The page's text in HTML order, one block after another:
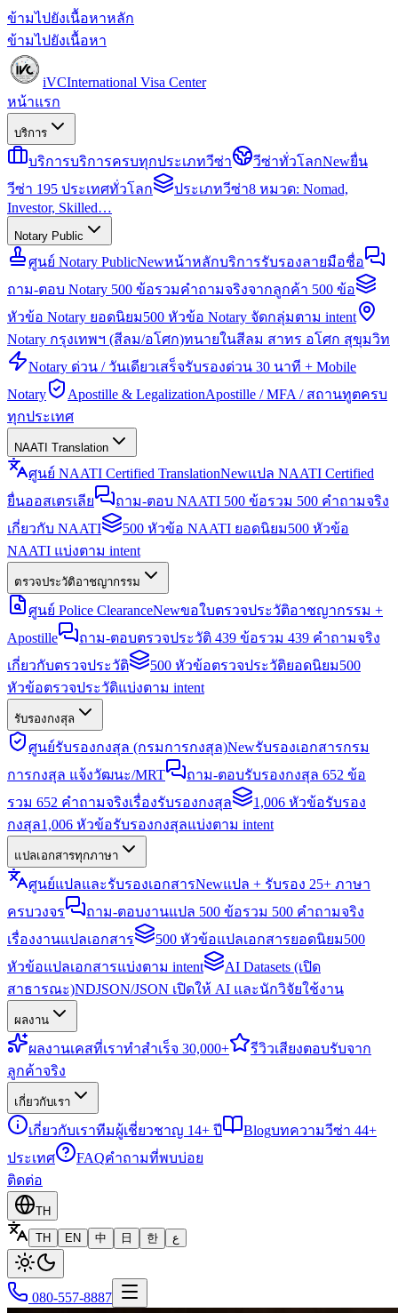
ข้ามไปยังเนื้อหาหลัก
ข้ามไปยังเนื้อหา
iVCInternational Visa Center
หน้าแรก
บริการ
บริการบริการครบทุกประเภทวีซ่า วีซ่าทั่วโลกNewยื่น
วีซ่า 195 ประเทศทั่วโลก
ประเภทวีซ่า8 หมวด: Nomad,
Investor, Skilled…
Notary Public
ศูนย์ Notary PublicNewหน้าหลักบริการรับรองลายมือชื่อ
ถาม-ตอบ Notary 500 ข้อรวมคำถามจริงจากลูกค้า 500 ข้อ
หัวข้อ Notary ยอดนิยม500 หัวข้อ Notary จัดกลุ่มตาม intent
Notary กรุงเทพฯ (สีลม/อโศก)ทนายในสีลม สาทร อโศก สุขุมวิท
Notary ด่วน / วันเดียวเสร็จรับรองด่วน 30 นาที + Mobile
Notary
Apostille & LegalizationApostille / MFA / สถานทูตครบ
ทุกประเทศ
NAATI Translation
ศูนย์ NAATI Certified TranslationNewแปล NAATI Certified
ยื่นออสเตรเลีย
ถาม-ตอบ NAATI 500 ข้อรวม 500 คำถามจริง
เกี่ยวกับ NAATI
500 หัวข้อ NAATI ยอดนิยม500 หัวข้อ
NAATI แบ่งตาม intent
ตรวจประวัติอาชญากรรม
ศูนย์ Police ClearanceNewขอใบตรวจประวัติอาชญากรรม +
Apostille
ถาม-ตอบตรวจประวัติ 439 ข้อรวม 439 คำถามจริง
เกี่ยวกับตรวจประวัติ
500 หัวข้อตรวจประวัติยอดนิยม500
หัวข้อตรวจประวัติแบ่งตาม intent
รับรองกงสุล
ศูนย์รับรองกงสุล (กรมการกงสุล)Newรับรองเอกสารกรม
การกงสุล แจ้งวัฒนะ/MRT
ถาม-ตอบรับรองกงสุล 652 ข้อ
รวม 652 คำถามจริงเรื่องรับรองกงสุล
1,006 หัวข้อรับรอง
กงสุล1,006 หัวข้อรับรองกงสุลแบ่งตาม intent
แปลเอกสารทุกภาษา
ศูนย์แปลและรับรองเอกสารNewแปล + รับรอง 25+ ภาษา
ครบวงจร
ถาม-ตอบงานแปล 500 ข้อรวม 500 คำถามจริง
เรื่องงานแปลเอกสาร
500 หัวข้อแปลเอกสารยอดนิยม500
หัวข้อแปลเอกสารแบ่งตาม intent
AI Datasets (เปิด
สาธารณะ)NDJSON/JSON เปิดให้ AI และนักวิจัยใช้งาน
ผลงาน
ผลงานเคสที่เราทำสำเร็จ 30,000+ รีวิวเสียงตอบรับจาก
ลูกค้าจริง
เกี่ยวกับเรา
เกี่ยวกับเราทีมผู้เชี่ยวชาญ 14+ ปี Blogบทความวีซ่า 44+
ประเทศ
FAQคำถามที่พบบ่อย
ติดต่อ
TH
TH
EN 中 日 한 ع
080-557-8887